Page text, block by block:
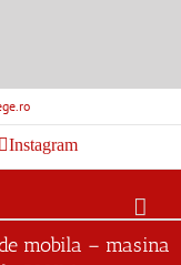
Instagram
mobila – masina